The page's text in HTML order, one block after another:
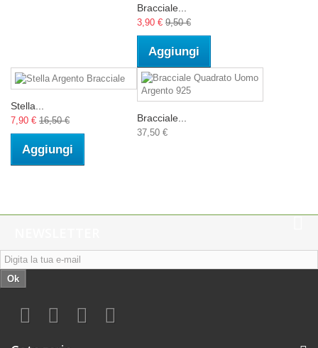
Bracciale...
3,90 € 9,50 €
Aggiungi
Stella...
7,90 € 16,50 €
Aggiungi
Bracciale...
37,50 €
Ok